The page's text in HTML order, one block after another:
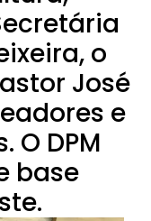
o
José
e
O DPM
base